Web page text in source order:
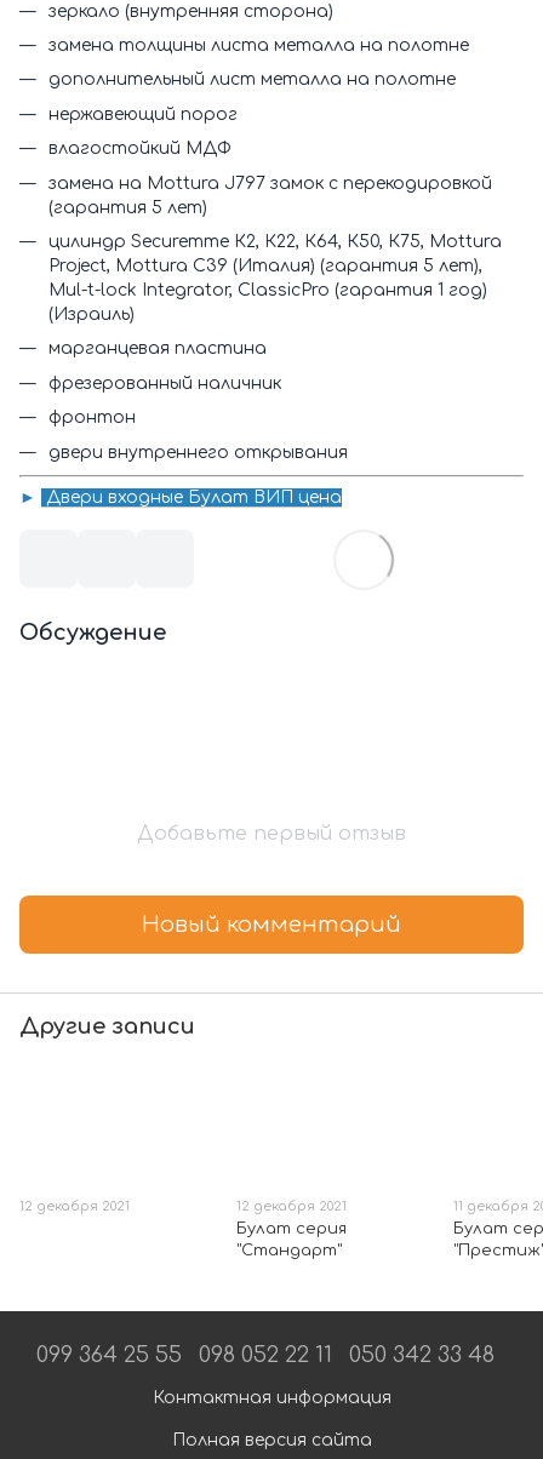
зеркало (внутренняя сторона)
замена толщины листа металла на полотне
дополнительный лист металла на полотне
нержавеющий порог
влагостойкий МДФ
замена на Mottura J797 замок с перекодировкой
(гарантия 5 лет)
цилиндр Securemme К2, К22, К64, К50, К75, Mottura
Project, Mottura C39 (Италия) (гарантия 5 лет),
Mul-t-lock Integrator, ClassicPro (гарантия 1 год)
(Израиль)
марганцевая пластина
фрезерованный наличник
фронтон
двери внутреннего открывания
► Двери входные Булат ВИП цена
Обсуждение
Добавьте первый отзыв
Новый комментарий
Другие записи
12 декабря 2021 12 декабря 2021
Булат серия
"Стандарт"
11 декабря
Булат
099 364 25 55 098 052 22 11 050 342 33 48
Контактная информация
Полная версия сайта